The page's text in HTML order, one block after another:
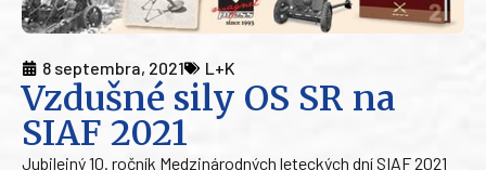
8 septembra, 2021 L+K
Vzdušné sily OS SR na
SIAF 2021
Jubilejný 10. ročník Medzinárodných leteckých dní SIAF 2021